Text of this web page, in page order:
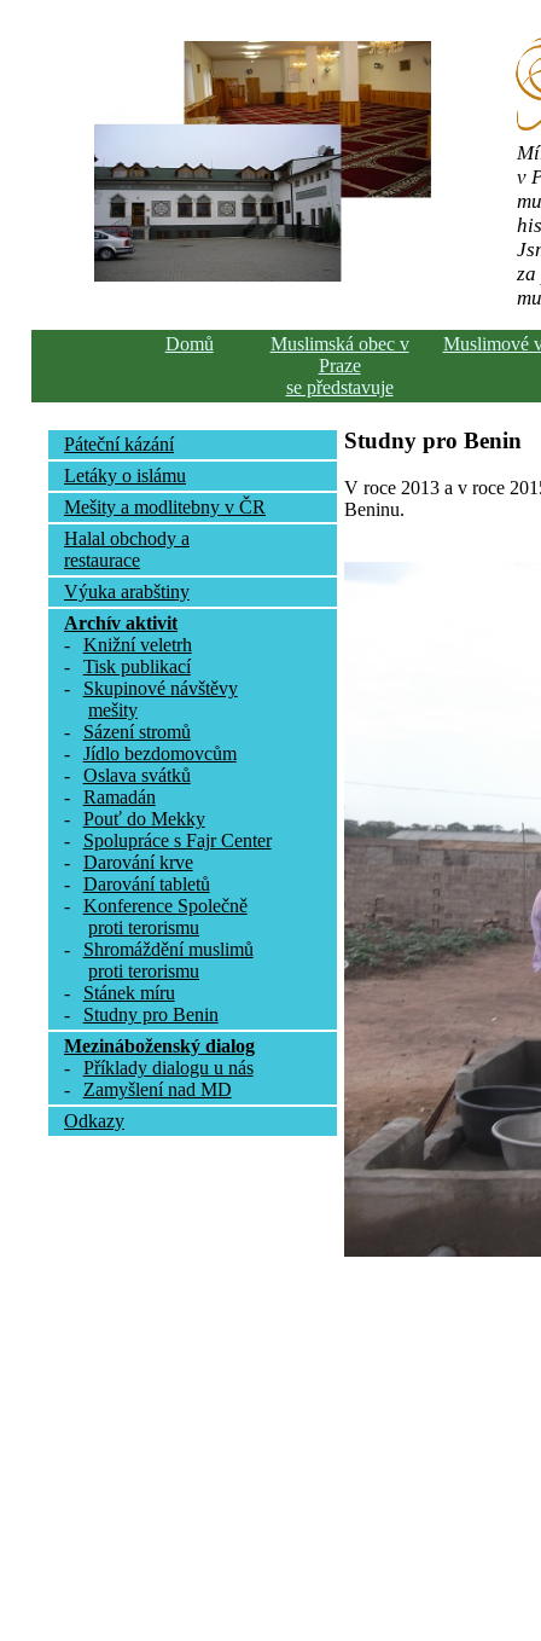
v
Domů
Muslimská obec v
Praze
se představuje
Muslimové
Páteční kázání
Letáky o islámu
Mešity a modlitebny v ČR
Halal obchody a
restaurace
Výuka arabštiny
Archív aktivit
-
Knižní veletrh
-
Tisk publikací
-
Skupinové návštěvy
mešity
-
Sázení stromů
-
Jídlo bezdomovcům
-
Oslava svátků
-
Ramadán
-
Pouť do Mekky
-
Spolupráce s Fajr Center
-
Darování krve
-
Darování tabletů
-
Konference Společně
proti terorismu
-
Shromáždění muslimů
proti terorismu
-
Stánek míru
-
Studny pro Benin
Mezináboženský dialog
-
Příklady dialogu u nás
-
Zamyšlení nad MD
Odkazy
Studny pro Benin
V roce 2013 a v roce
Beninu.